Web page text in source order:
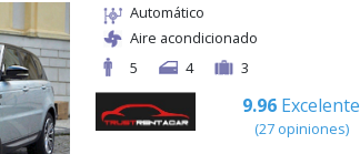
Automático
Aire acondicionado
5
4 3
9.96 Excelente
(27 opiniones)